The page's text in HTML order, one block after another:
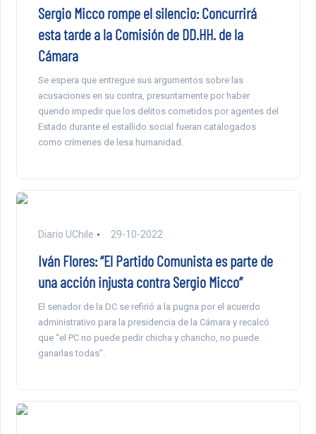
Sergio Micco rompe el silencio: Concurrirá
esta tarde a la Comisión de DD.HH. de la
Cámara
Se espera que entregue sus argumentos sobre las
acusaciones en su contra, presuntamente por haber
querido impedir que los delitos cometidos por agentes del
Estado durante el estallido social fueran catalogados
como crímenes de lesa humanidad.
Diario UChile 29-10-2022
Iván Flores: “El Partido Comunista es parte de
una acción injusta contra Sergio Micco”
El senador de la DC se refirió a la pugna por el acuerdo
administrativo para la presidencia de la Cámara y recalcó
que “el PC no puede pedir chicha y chancho, no puede
ganarlas todas”.